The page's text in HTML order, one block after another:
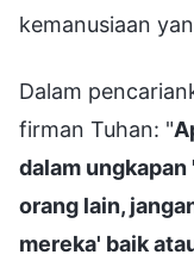
kemanusiaan
Dalam
firman Tuhan: "
dalam
orang lain,
mereka' baik